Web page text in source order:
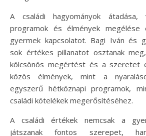
A családi hagyományok
programok és élmények
gyermek kapcsolatot. Bagi Iván és
sok értékes pillanatot osztanak
kölcsönös megértést és a szeretet
közös élmények, mint a
egyszerű hétköznapi programok,
családi kötelékek megerősítéséhez.
A családi értékek nemcsak a
játszanak fontos szerepet,